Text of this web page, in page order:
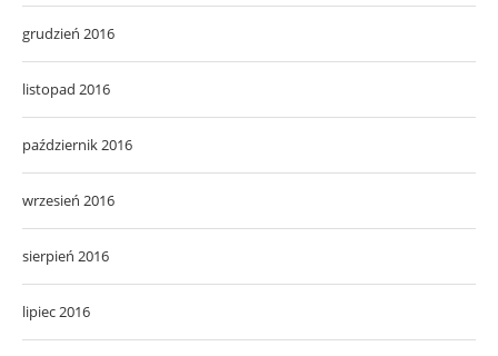
grudzień 2016
listopad 2016
październik 2016
wrzesień 2016
sierpień 2016
lipiec 2016